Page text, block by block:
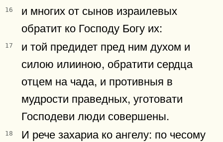
16
и многих от сынов израилевых
обратит ко Господу Богу их:
17
и той предидет пред ним духом и
силою илииною, обратити сердца
отцем на чада, и противныя в
мудрости праведных, уготовати
Господеви люди совершены.
18
И рече захариа ко ангелу: по чесому